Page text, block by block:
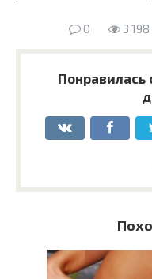
0 3
Понравилась